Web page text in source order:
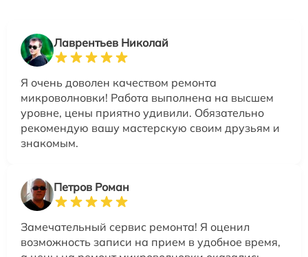
Лаврентьев Николай
Я очень доволен качеством ремонта
микроволновки! Работа выполнена на высшем
уровне, цены приятно удивили. Обязательно
рекомендую вашу мастерскую своим друзьям и
знакомым.
Петров Роман
Замечательный сервис ремонта! Я оценил
возможность записи на прием в удобное время,